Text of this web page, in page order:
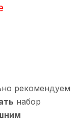
рекомендуем
набор